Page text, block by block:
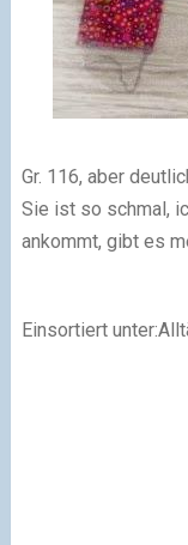
Gr. 116, aber
Sie ist so schmal,
ankommt, gibt es
Einsortiert